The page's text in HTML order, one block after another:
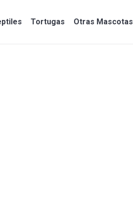
Tortugas Otras Mascotas
Tortugas Otras Mascotas